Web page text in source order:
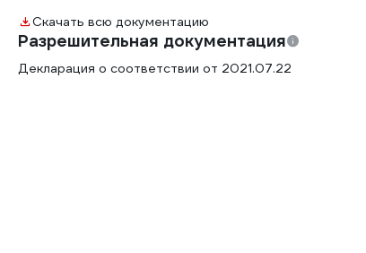
Скачать всю документацию
Разрешительная документация
Декларация о соответствии от 2021.07.22